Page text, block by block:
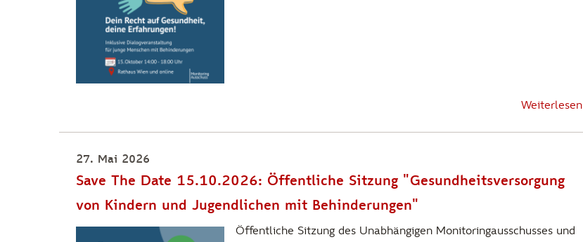
Weiterlesen
27. Mai 2026
Save The Date 15.10.2026: Öffentliche Sitzung "Gesundheitsversorgung
von Kindern und Jugendlichen mit Behinderungen"
Öffentliche Sitzung des Unabhängigen Monitoringausschusses und